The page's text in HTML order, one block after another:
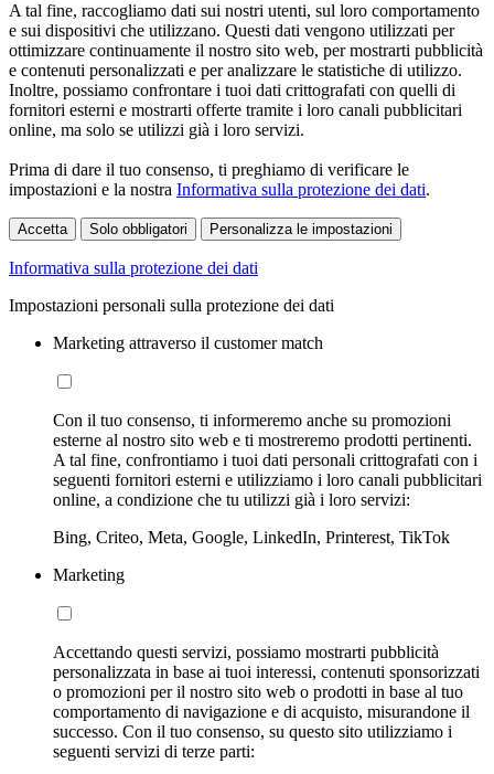
A tal fine, raccogliamo dati sui nostri utenti, sul loro comportamento
e sui dispositivi che utilizzano. Questi dati vengono utilizzati per
ottimizzare continuamente il nostro sito web, per mostrarti pubblicità
e contenuti personalizzati e per analizzare le statistiche di utilizzo.
Inoltre, possiamo confrontare i tuoi dati crittografati con quelli di
fornitori esterni e mostrarti offerte tramite i loro canali pubblicitari
online, ma solo se utilizzi già i loro servizi.
Prima di dare il tuo consenso, ti preghiamo di verificare le
impostazioni e la nostra Informativa sulla protezione dei dati.
Accetta Solo obbligatori Personalizza le impostazioni
Informativa sulla protezione dei dati
Impostazioni personali sulla protezione dei dati
Marketing attraverso il customer match
Con il tuo consenso, ti informeremo anche su promozioni
esterne al nostro sito web e ti mostreremo prodotti pertinenti.
A tal fine, confrontiamo i tuoi dati personali crittografati con i
seguenti fornitori esterni e utilizziamo i loro canali pubblicitari
online, a condizione che tu utilizzi già i loro servizi:
Bing, Criteo, Meta, Google, LinkedIn, Printerest, TikTok
Marketing
Accettando questi servizi, possiamo mostrarti pubblicità
personalizzata in base ai tuoi interessi, contenuti sponsorizzati
o promozioni per il nostro sito web o prodotti in base al tuo
comportamento di navigazione e di acquisto, misurandone il
successo. Con il tuo consenso, su questo sito utilizziamo i
seguenti servizi di terze parti: